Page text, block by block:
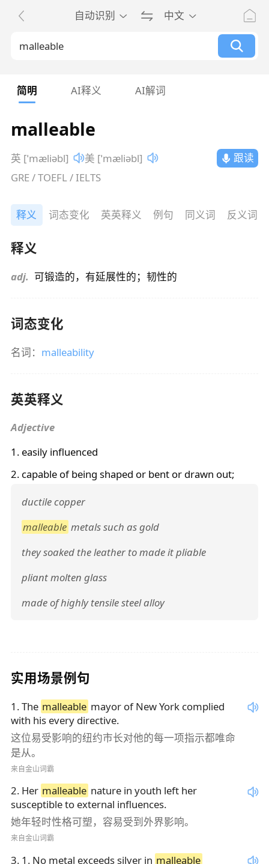
自动识别 中文
简明 AI释义 AI解词
malleable
英 [ˈmæliəbl] 美 [ˈmæliəbl]
跟读
GRE / TOEFL / IELTS
释义 词态变化 英英释义 例句 同义词 反义词
释义
adj. 可锻造的，有延展性的；韧性的
词态变化
名词： malleability
英英释义
Adjective
1. easily influenced
2. capable of being shaped or bent or drawn out;
ductile copper
malleable metals such as gold
they soaked the leather to made it pliable
pliant molten glass
made of highly tensile steel alloy
实用场景例句
1 .The malleable mayor of New York complied
with his every directive.
这位易受影响的纽约市长对他的每一项指示都唯命
是从。
来自金山词霸
2. Her malleable nature in youth left her
susceptible to external influences.
她年轻时性格可塑，容易受到外界影响。
来自金山词霸
3. 1. No metal exceeds silver in malleable